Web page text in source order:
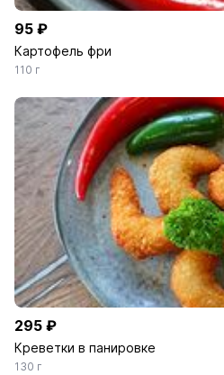
95 ₽
Картофель фри
110 г
295 ₽
Креветки в панировке
130 г